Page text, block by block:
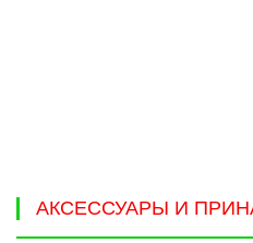
АКСЕССУАРЫ И